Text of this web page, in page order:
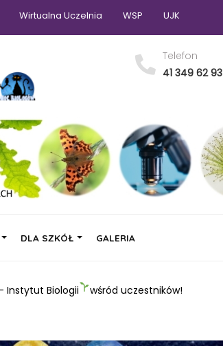
Wirtualna Uczelnia WSP UJK
Telefon
41 349 62 93
DLA SZKÓŁ GALERIA
Instytut Biologii wśród uczestników!